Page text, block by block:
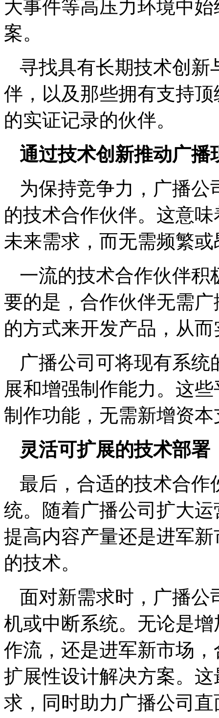
大事件等高压力环境中
案。
寻找具有长期技术创新
伴，以及那些拥有支持
的实证记录的伙伴。
通过技术创新推动广播
为保持竞争力，广播
的技术合作伙伴。这意
未来需求，而无需频繁
一流的技术合作伙伴积
要的是，合作伙伴无需
的方式来开发产品，从
广播公司可将现有系
展和增强制作能力。这
制作功能，无需新增资
灵活可扩展的技术部署
最后，合适的技术合作
统。随着广播公司扩大
提高内容产量还是进军
的技术。
面对新需求时，广播公
机或中断系统。无论是
作流，还是进军新市场
扩展性设计解决方案。
求，同时助力广播公司